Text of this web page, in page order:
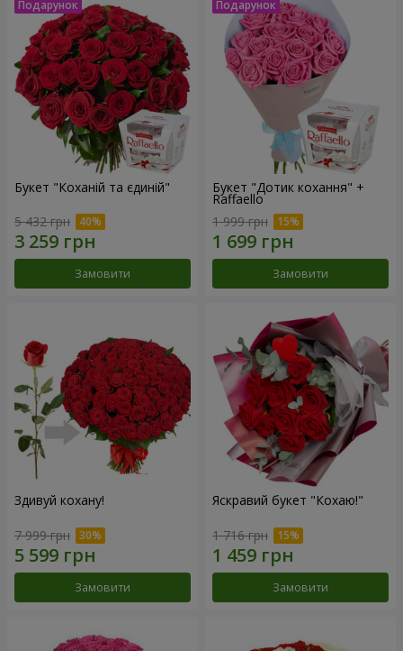
Букет "Коханій та єдиній"
5 432 грн
Замовити
Букет "Дотик кохання" +
Raffaello
1 999 грн
Замовити
Здивуй кохану!
7 999 грн
Замовити
Яскравий букет "Кохаю!"
1 716 грн
Замовити